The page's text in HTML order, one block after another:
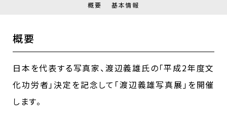
概要 基本情報
概要
日本を代表する写真家、渡辺義雄氏の「平成2年度文
化功労者」決定を記念して｢渡辺義雄写真展｣を開催
します。